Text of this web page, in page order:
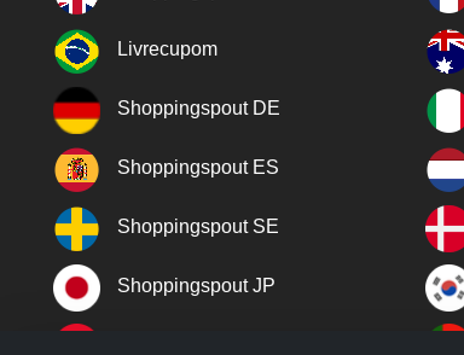
Livrecupom
Shoppingspout DE
Shoppingspout ES
Shoppingspout SE
Shoppingspout JP